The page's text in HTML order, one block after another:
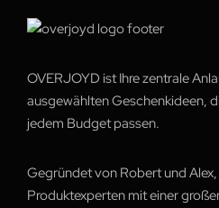
OVERJOYD ist Ihre zentrale
ausgewählten Geschenkideen,
jedem Budget passen.
Gegründet von Robert und
Produktexperten mit einer